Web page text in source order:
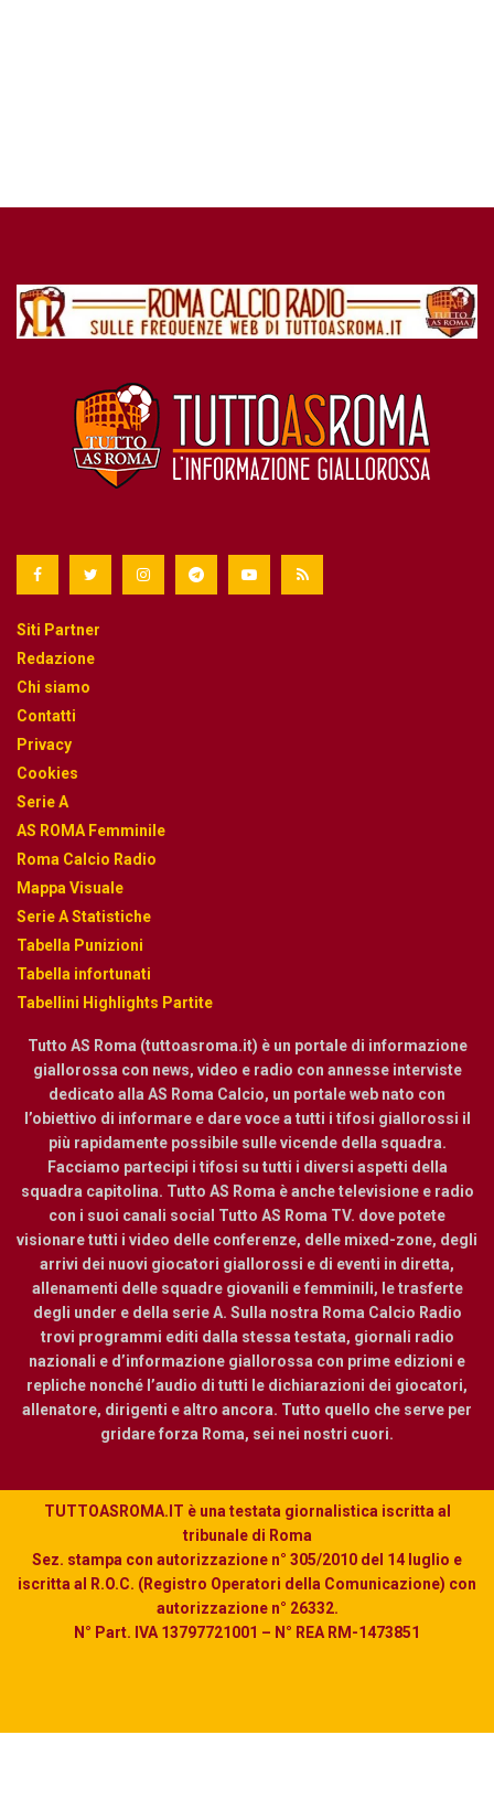
Siti Partner
Redazione
Chi siamo
Contatti
Privacy
Cookies
Serie A
AS ROMA Femminile
Roma Calcio Radio
Mappa Visuale
Serie A Statistiche
Tabella Punizioni
Tabella infortunati
Tabellini Highlights Partite
Tutto AS Roma (tuttoasroma.it) è un portale di informazione
giallorossa con news, video e radio con annesse interviste
dedicato alla AS Roma Calcio, un portale web nato con
l’obiettivo di informare e dare voce a tutti i tifosi giallorossi il
più rapidamente possibile sulle vicende della squadra.
Facciamo partecipi i tifosi su tutti i diversi aspetti della
squadra capitolina. Tutto AS Roma è anche televisione e radio
con i suoi canali social Tutto AS Roma TV. dove potete
visionare tutti i video delle conferenze, delle mixed-zone, degli
arrivi dei nuovi giocatori giallorossi e di eventi in diretta,
allenamenti delle squadre giovanili e femminili, le trasferte
degli under e della serie A. Sulla nostra Roma Calcio Radio
trovi programmi editi dalla stessa testata, giornali radio
nazionali e d’informazione giallorossa con prime edizioni e
repliche nonché l’audio di tutti le dichiarazioni dei giocatori,
allenatore, dirigenti e altro ancora. Tutto quello che serve per
gridare forza Roma, sei nei nostri cuori.
TUTTOASROMA.IT è una testata giornalistica iscritta al
tribunale di Roma
Sez. stampa con autorizzazione n° 305/2010 del 14 luglio e
iscritta al R.O.C. (Registro Operatori della Comunicazione) con
autorizzazione n° 26332.
N° Part. IVA 13797721001 – N° REA RM-1473851